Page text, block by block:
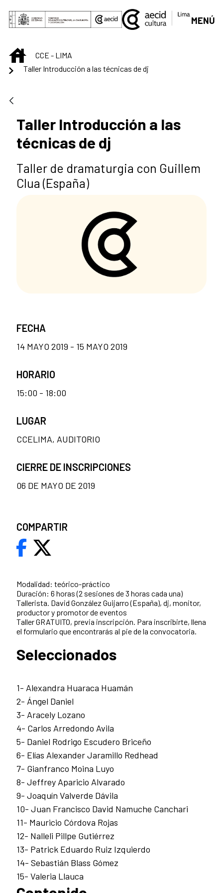
Saltar al contenido principal
MENÚ
INICIOCCE - LIMA
Taller Introducción a las técnicas de dj
Taller Introducción a las
técnicas de dj
Taller de dramaturgia con Guillem
Clua (España)
Modalidad: teórico-práctico
Duración: 6 horas (2 sesiones de 3 horas cada una)
Tallerista. David González Guijarro (España), dj, monitor,
productor y promotor de eventos
Taller GRATUITO, previa inscripción. Para inscribirte, llena
el formulario que encontrarás al pie de la convocatoria.
Seleccionados
1- Alexandra Huaraca Huamán
2- Ángel Daniel
3- Aracely Lozano
4- Carlos Arredondo Avila
5- Daniel Rodrigo Escudero Briceño
6- Elías Alexander Jaramillo Redhead
7- Gianfranco Moina Luyo
8- Jeffrey Aparicio Alvarado
9- Joaquín Valverde Dávila
10- Juan Francisco David Namuche Canchari
11- Mauricio Córdova Rojas
12- Nalleli Pillpe Gutiérrez
13- Patrick Eduardo Ruiz Izquierdo
14- Sebastián Blass Gómez
15- Valeria Llauca
FECHA
14 MAYO 2019 - 15 MAYO 2019
HORARIO
15:00 - 18:00
LUGAR
CCELIMA, AUDITORIO
CIERRE DE INSCRIPCIONES
06 DE MAYO DE 2019
COMPARTIR